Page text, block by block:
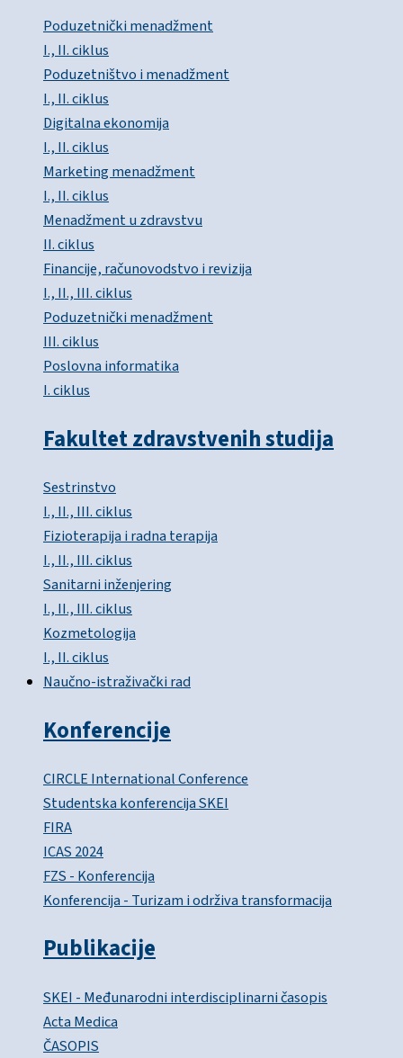
Poduzetnički menadžment
I., II. ciklus
Poduzetništvo i menadžment
I., II. ciklus
Digitalna ekonomija
I., II. ciklus
Marketing menadžment
I., II. ciklus
Menadžment u zdravstvu
II. ciklus
Financije, računovodstvo i revizija
I., II., III. ciklus
Poduzetnički menadžment
III. ciklus
Poslovna informatika
I. ciklus
Fakultet zdravstvenih studija
Sestrinstvo
I., II., III. ciklus
Fizioterapija i radna terapija
I., II., III. ciklus
Sanitarni inženjering
I., II., III. ciklus
Kozmetologija
I., II. ciklus
Naučno-istraživački rad
Konferencije
CIRCLE International Conference
Studentska konferencija SKEI
FIRA
ICAS 2024
FZS - Konferencija
Konferencija - Turizam i održiva transformacija
Publikacije
SKEI - Međunarodni interdisciplinarni časopis
Acta Medica
ČASOPIS